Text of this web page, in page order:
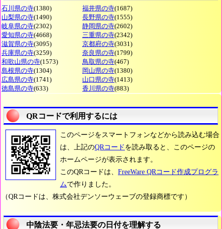
石川県の寺(1380) 福井県の寺(1687)
山梨県の寺(1490) 長野県の寺(1555)
岐阜県の寺(2302) 静岡県の寺(2602)
愛知県の寺(4668) 三重県の寺(2342)
滋賀県の寺(3095) 京都府の寺(3031)
兵庫県の寺(3259) 奈良県の寺(1799)
和歌山県の寺(1573) 鳥取県の寺(467)
島根県の寺(1304) 岡山県の寺(1380)
広島県の寺(1741) 山口県の寺(1413)
徳島県の寺(633) 香川県の寺(883)
QRコードで利用するには
このページをスマートフォンなどから読み込む場合
は、上記のQRコード を読み取ると、このページの
ホームページが表示されます。
このQRコードは、 FreeWare QRコード作成プログラ
ムで作りました。
（QRコードは、株式会社デンソーウェーブの登録商標です）
中陰法要・年忌法要の日付を理解する